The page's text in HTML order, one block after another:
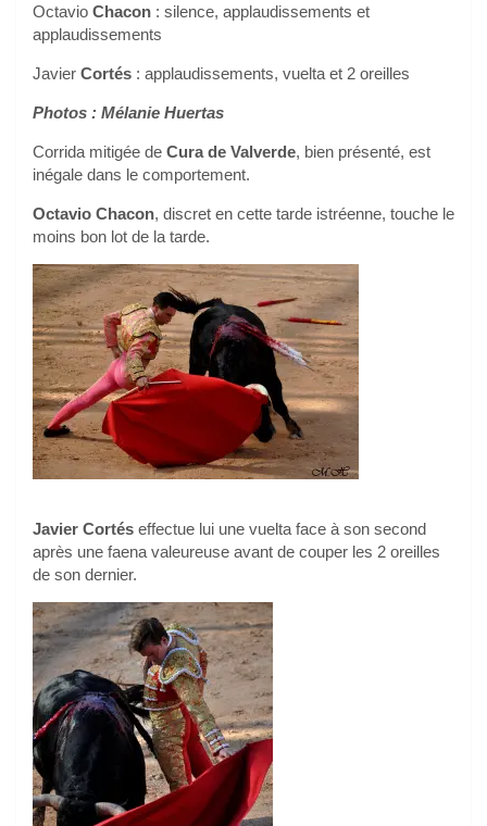
Octavio Chacon : silence, applaudissements et
applaudissements
Javier Cortés : applaudissements, vuelta et 2 oreilles
Photos : Mélanie Huertas
Corrida mitigée de Cura de Valverde, bien présenté, est
inégale dans le comportement.
Octavio Chacon, discret en cette tarde istréenne, touche le
moins bon lot de la tarde.
Javier Cortés effectue lui une vuelta face à son second
après une faena valeureuse avant de couper les 2 oreilles
de son dernier.